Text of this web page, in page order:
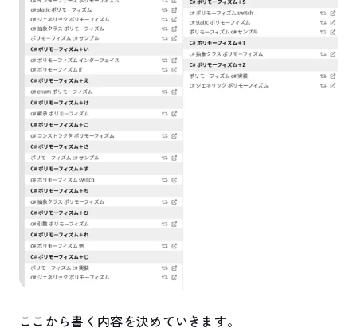
ここから書く内容を決めていきます。